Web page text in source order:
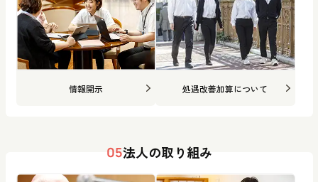
情報開示 処遇改善加算について
05法人の取り組み